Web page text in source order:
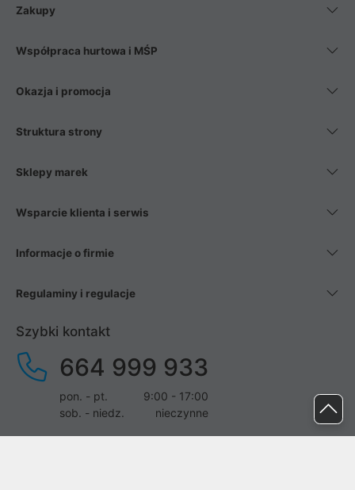
Zakupy
Współpraca hurtowa i MŚP
Okazja i promocja
Struktura strony
Sklepy marek
Wsparcie klienta i serwis
Informacje o firmie
Regulaminy i regulacje
Szybki kontakt
664 999 933
pon. - pt.
9:00 - 17:00
sob. - niedz.
nieczynne